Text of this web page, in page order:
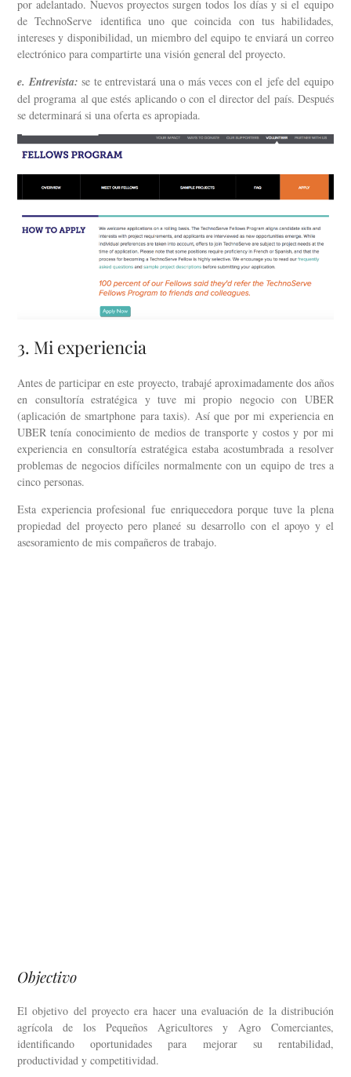
por adelantado. Nuevos proyectos surgen todos los días y si el equipo
de TechnoServe identifica uno que coincida con tus habilidades,
intereses y disponibilidad, un miembro del equipo te enviará un correo
electrónico para compartirte una visión general del proyecto.
e. Entrevista: se te entrevistará una o más veces con el jefe del equipo
del programa al que estés aplicando o con el director del país. Después
se determinará si una oferta es apropiada.
3. Mi experiencia
Antes de participar en este proyecto, trabajé aproximadamente dos años
en consultoría estratégica y tuve mi propio negocio con UBER
(aplicación de smartphone para taxis). Así que por mi experiencia en
UBER tenía conocimiento de medios de transporte y costos y por mi
experiencia en consultoría estratégica estaba acostumbrada a resolver
problemas de negocios difíciles normalmente con un equipo de tres a
cinco personas.
Esta experiencia profesional fue enriquecedora porque tuve la plena
propiedad del proyecto pero planeé su desarrollo con el apoyo y el
asesoramiento de mis compañeros de trabajo.
Objectivo
El objetivo del proyecto era hacer una evaluación de la distribución
agrícola de los Pequeños Agricultores y Agro Comerciantes,
identificando oportunidades para mejorar su rentabilidad,
productividad y competitividad.